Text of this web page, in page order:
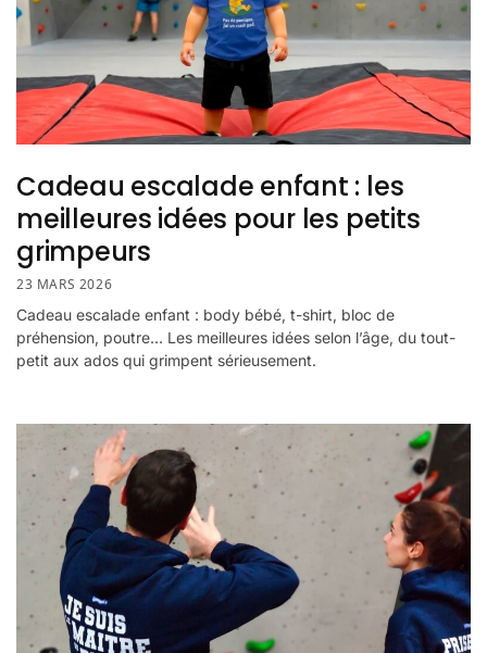
Cadeau escalade enfant : les
meilleures idées pour les petits
grimpeurs
23 MARS 2026
Cadeau escalade enfant : body bébé, t-shirt, bloc de
préhension, poutre… Les meilleures idées selon l’âge, du tout-
petit aux ados qui grimpent sérieusement.